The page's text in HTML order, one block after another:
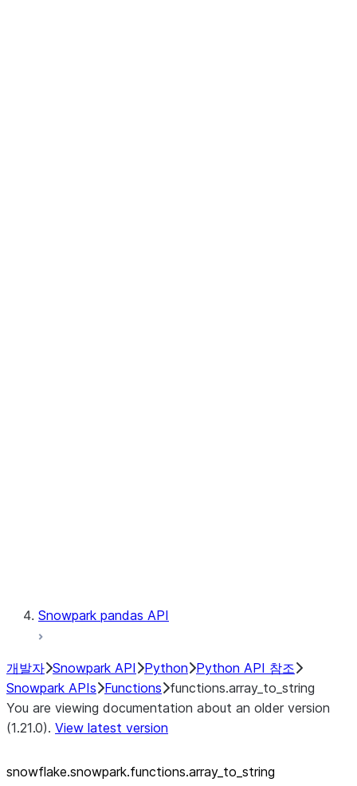
Snowpark pandas API
개발자 Snowpark API Python Python API 참조
Snowpark APIs Functions functions.array_to_string
You are viewing documentation about an older version
(1.21.0). View latest version
snowflake.snowpark.functions.array_ to_ string